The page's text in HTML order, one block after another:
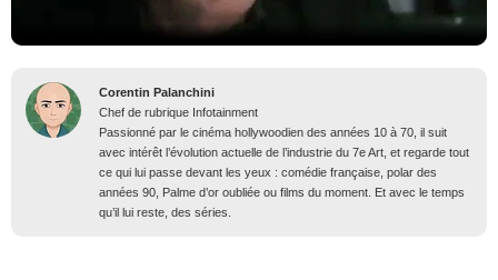
Corentin Palanchini
Chef de rubrique Infotainment
Passionné par le cinéma hollywoodien des années 10 à 70, il suit
avec intérêt l’évolution actuelle de l’industrie du 7e Art, et regarde tout
ce qui lui passe devant les yeux : comédie française, polar des
années 90, Palme d’or oubliée ou films du moment. Et avec le temps
qu’il lui reste, des séries.